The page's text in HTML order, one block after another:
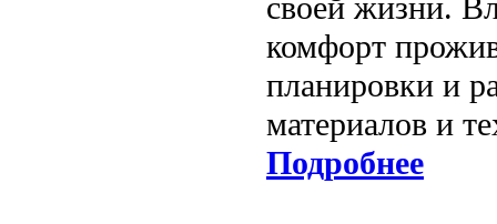
своей жизни.
комфорт
планировки и
материалов и
Подробнее